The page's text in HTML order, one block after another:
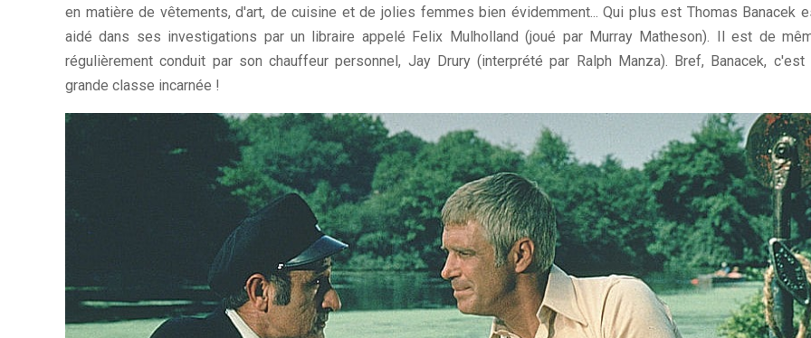
en matière de vêtements, d'art, de cuisine et de jolies femmes bien évidemment... Qui plus est Thomas Banacek
aidé dans ses investigations par un libraire appelé Felix Mulholland (joué par Murray Matheson). Il est de
régulièrement conduit par son chauffeur personnel, Jay Drury (interprété par Ralph Manza). Bref, Banacek, c'est
grande classe incarnée !